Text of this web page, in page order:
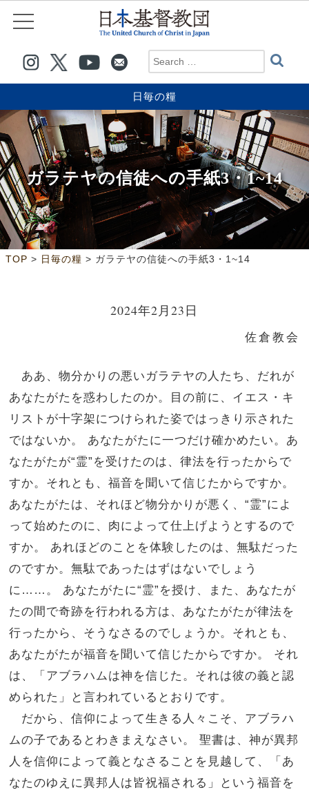
日毎の糧
ガラテヤの信徒への手紙3・1~14
TOP > 日毎の糧 > ガラテヤの信徒への手紙3・1~14
2024年2月23日
佐倉教会
ああ、物分かりの悪いガラテヤの人たち、だれが
あなたがたを惑わしたのか。目の前に、イエス・キ
リストが十字架につけられた姿ではっきり示された
ではないか。 あなたがたに一つだけ確かめたい。あ
なたがたが“霊”を受けたのは、律法を行ったからで
すか。それとも、福音を聞いて信じたからですか。
あなたがたは、それほど物分かりが悪く、“霊”によ
って始めたのに、肉によって仕上げようとするので
すか。 あれほどのことを体験したのは、無駄だった
のですか。無駄であったはずはないでしょう
に……。 あなたがたに“霊”を授け、また、あなたが
たの間で奇跡を行われる方は、あなたがたが律法を
行ったから、そうなさるのでしょうか。それとも、
あなたがたが福音を聞いて信じたからですか。 それ
は、「アブラハムは神を信じた。それは彼の義と認
められた」と言われているとおりです。
だから、信仰によって生きる人々こそ、アブラハ
ムの子であるとわきまえなさい。 聖書は、神が異邦
人を信仰によって義となさることを見越して、「あ
なたのゆえに異邦人は皆祝福される」という福音を